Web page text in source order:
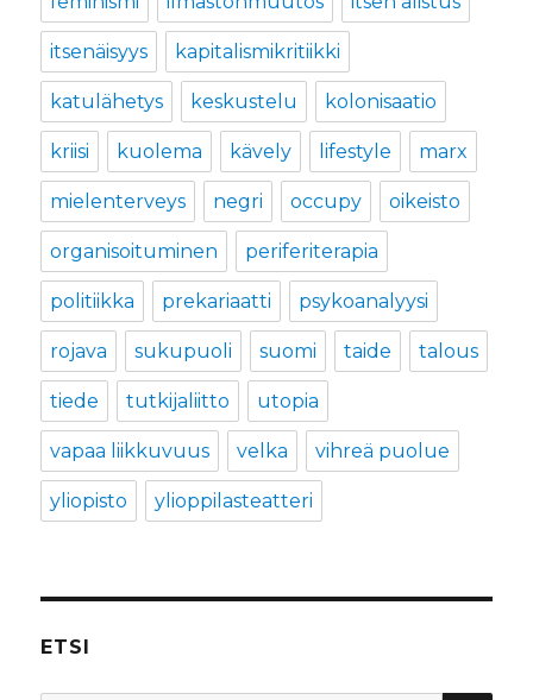
itsenäisyys kapitalismikritiikki
katulähetys keskustelu kolonisaatio
kriisi kuolema kävely lifestyle marx
mielenterveys negri occupy oikeisto
organisoituminen periferiterapia
politiikka prekariaatti psykoanalyysi
rojava sukupuoli suomi taide talous
tiede tutkijaliitto utopia
vapaa liikkuvuus velka vihreä puolue
yliopisto ylioppilasteatteri
ETSI